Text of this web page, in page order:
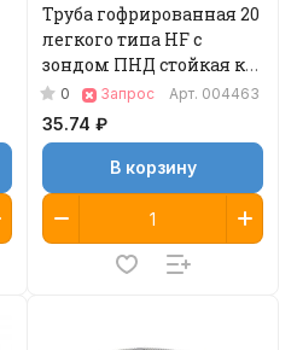
Труба гофрированная 20
легкого типа HF с
зондом ПНД стойкая к
УФ, 100 м
0 Запрос Арт. 004463
35.74 ₽
В корзину